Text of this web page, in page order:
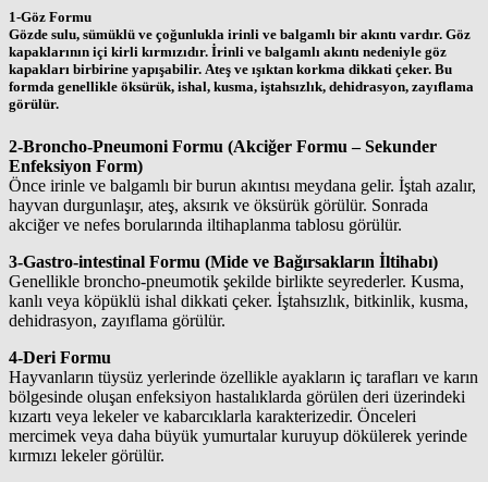
1-Göz Formu
Gözde sulu, sümüklü ve çoğunlukla irinli ve balgamlı bir akıntı vardır. Göz
kapaklarının içi kirli kırmızıdır. İrinli ve balgamlı akıntı nedeniyle göz
kapakları birbirine yapışabilir. Ateş ve ışıktan korkma dikkati çeker. Bu
formda genellikle öksürük, ishal, kusma, iştahsızlık, dehidrasyon, zayıflama
görülür.
2-Broncho-Pneumoni Formu (Akciğer Formu – Sekunder
Enfeksiyon Form)
Önce irinle ve balgamlı bir burun akıntısı meydana gelir. İştah azalır,
hayvan durgunlaşır, ateş, aksırık ve öksürük görülür. Sonrada
akciğer ve nefes borularında iltihaplanma tablosu görülür.
3-Gastro-intestinal Formu (Mide ve Bağırsakların İltihabı)
Genellikle broncho-pneumotik şekilde birlikte seyrederler. Kusma,
kanlı veya köpüklü ishal dikkati çeker. İştahsızlık, bitkinlik, kusma,
dehidrasyon, zayıflama görülür.
4-Deri Formu
Hayvanların tüysüz yerlerinde özellikle ayakların iç tarafları ve karın
bölgesinde oluşan enfeksiyon hastalıklarda görülen deri üzerindeki
kızartı veya lekeler ve kabarcıklarla karakterizedir. Önceleri
mercimek veya daha büyük yumurtalar kuruyup dökülerek yerinde
kırmızı lekeler görülür.